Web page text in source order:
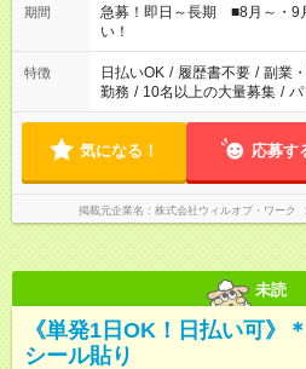
期間
急募！即日～長期 ■8月～・9
い！
特徴 日払いOK / 履歴書不要 / 副業
勤務 / 10名以上の大量募集 /
気になる！ 応募す
掲載元企業名 株式会社ウィルオブ・ワーク
未読
《単発1日OK！日払い可》
シール貼り